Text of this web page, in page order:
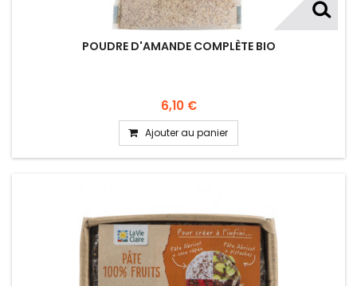
POUDRE D'AMANDE COMPLÈTE BIO
6,10 €
Ajouter au panier